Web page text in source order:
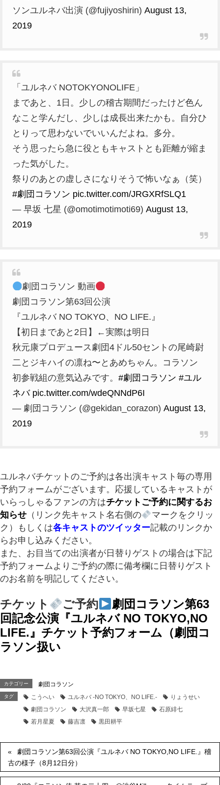
ソンユルネバ出演 (@fujiyoshirin) August 13,
2019
「ユルネバ NOTOKYONOLIFE」
まであと、1日。少しの稽古期間だったけど色ん
なこと学んだし、少しは成長出来たかも。自分ひ
とりって思わないでいいんだよね。多分。
そう思ったら急に役ともキャストとも距離が縮ま
った気がした。
祭りのあとの虚しさになりそうで怖いなぁ（笑）
#劇団コラソン pic.twitter.com/JRGXRfSLQ1
— 早坂 七星 (@omotimotimoti69) August 13,
2019
劇団コラソン 動画
劇団コラソン第63回公演
『ユルネバ NO TOKYO、NO LIFE.』
【初日まであと2日】←実際は明日
秋元康プロデュース劇団4ドル50セントの尾崎尉
二とジキハイの凛ね〜とあめちゃん。コラソン
初参戦組の意気込みです。 #劇団コラソン #ユル
ネバ pic.twitter.com/wdeQNNdP6I
— 劇団コラソン (@gekidan_corazon) August 13,
2019
ユルネバチケットのご予約は各出演キャスト毎の専用
予約フォームがございます。応援しているキャストが
いらっしゃるファンの方はチケットご予約に関するお
知らせ （リンク先キャスト名右側の
マークをクリッ
ク）もしくは各キャストのツイッター記載のリンクか
らお申し込みください。
また、お目当ての出演者が日替りゲストの場合は下記
予約フォームよりご予約の際に備考欄に日替りゲスト
のお名前を明記してください。
チケット ご予約
劇団コラソン第63
回記念公演『ユルネバ NO TOKYO,NO
LIFE.』チケット予約フォーム（劇団コ
ラソン扱い
カテゴリー 劇団コラソン
タグ こうへい ユルネバ -NO TOKYO、NO LIFE.-
りょうせい
劇団コラソン
大沢真一郎 早坂七星
石原緋七
若月星夏
藤吉凛 黒田耕平
劇団コラソン第63回公演『ユルネバ NO TOKYO,NO LIFE.』稽
古の様子（8月12日分）